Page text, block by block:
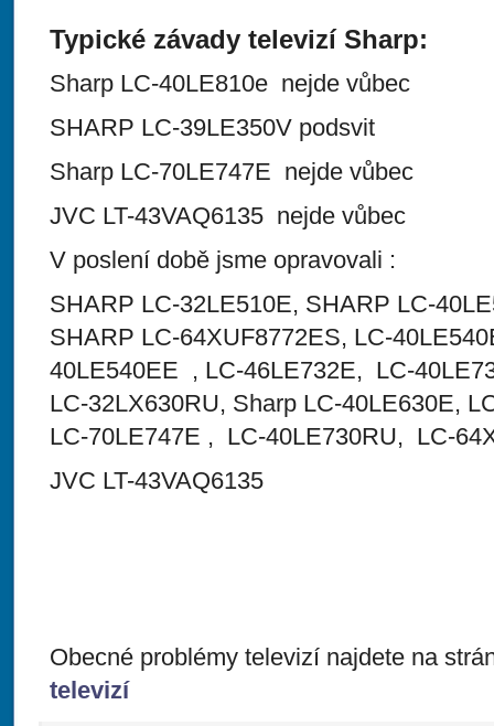
Typické závady televizí Sharp:
Sharp LC-40LE810e nejde vůbec
SHARP LC-39LE350V podsvit
Sharp LC-70LE747E nejde vůbec
JVC LT-43VAQ6135 nejde vůbec
V poslení době jsme opravovali :
SHARP LC-32LE510E, SHARP LC-
SHARP LC-64XUF8772ES, LC-
40LE540EE , LC-46LE732E, LC-
LC-32LX630RU, Sharp LC-40LE630E,
LC-70LE747E , LC-40LE730RU, LC-
JVC LT-43VAQ6135
Obecné problémy televizí najdete na
televizí